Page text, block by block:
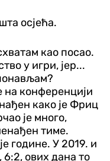
осјећа.
као посао.
у игри, јер...
на конференцији
како је Фриц
је много,
тиме.
године. У 2019. и
ових дана то